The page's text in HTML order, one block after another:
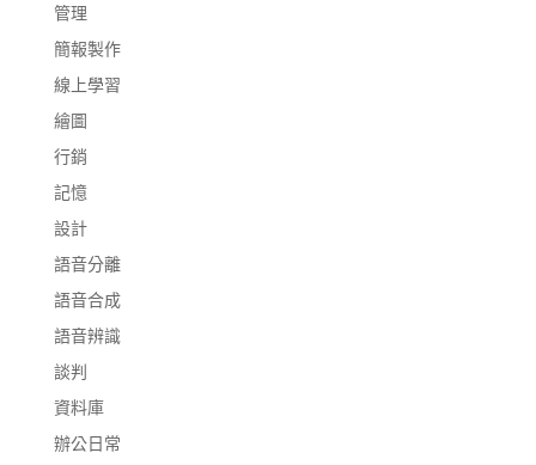
管理
簡報製作
線上學習
繪圖
行銷
記憶
設計
語音分離
語音合成
語音辨識
談判
資料庫
辦公日常